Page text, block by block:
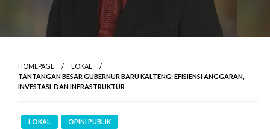
HOMEPAGE
LOKAL
TANTANGAN BESAR GUBERNUR BARU KALTENG: EFISIENSI ANGGARAN,
INVESTASI, DAN INFRASTRUKTUR
LOKAL OPINI PUBLIK